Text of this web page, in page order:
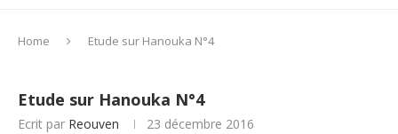
Home Etude sur Hanouka N°4
Etude sur Hanouka N°4
Ecrit par Reouven 23 décembre 2016